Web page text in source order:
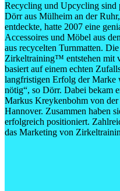
Recycling und Upcycling sind
Dörr aus Mülheim an der
entdeckte, hatte 2007 eine
Accessoires und Möbel aus
aus recycelten Turnmatten.
Zirkeltraining™ entstehen mit
basiert auf einem echten
langfristigen Erfolg der Marke
nötig“, so Dörr. Dabei bekam
Markus Kreykenbohm von
Hannover. Zusammen haben
erfolgreich positioniert.
das Marketing von